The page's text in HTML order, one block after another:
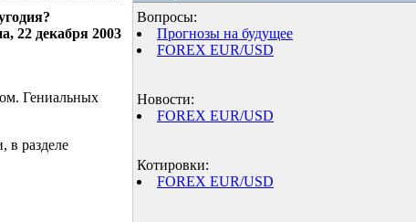
22 декабря 2003
Гениальных
в разделе
Вопросы:
Прогнозы на будущее
FOREX EUR/USD
Новости:
FOREX EUR/USD
Котировки:
FOREX EUR/USD